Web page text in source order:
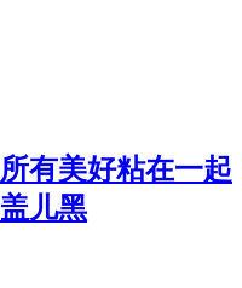
有美好粘在一起
儿黑